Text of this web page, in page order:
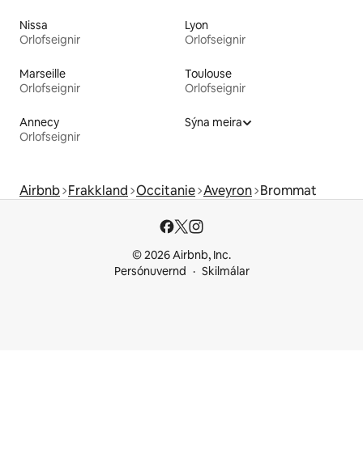
Nissa
Orlofseignir
Lyon
Orlofseignir
Marseille
Orlofseignir
Toulouse
Orlofseignir
Annecy
Orlofseignir
Sýna meira
Airbnb Frakkland Occitanie Aveyron Brommat
© 2026 Airbnb, Inc.
Persónuvernd
Skilmálar